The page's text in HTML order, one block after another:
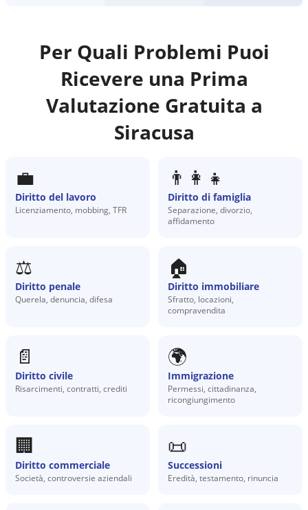
Per Quali Problemi Puoi
Ricevere una Prima
Valutazione Gratuita a
Siracusa
💼
Diritto del lavoro
Licenziamento, mobbing, TFR
👨‍👩‍👧
Diritto di famiglia
Separazione, divorzio,
affidamento
⚖️
Diritto penale
Querela, denuncia, difesa
🏠
Diritto immobiliare
Sfratto, locazioni,
compravendita
📄
Diritto civile
Risarcimenti, contratti, crediti
🌍
Immigrazione
Permessi, cittadinanza,
ricongiungimento
🏢
Diritto commerciale
Società, controversie aziendali
📜
Successioni
Eredità, testamento, rinuncia